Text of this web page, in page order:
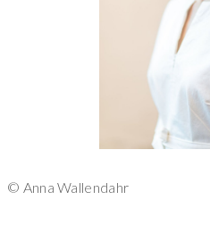
© Anna Wallendahr